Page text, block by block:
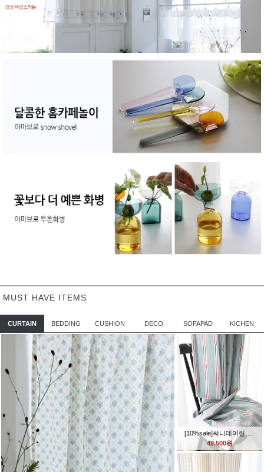
MUST HAVE ITEMS
CURTAIN BEDDING CUSHION DECO SOFAPAD KICHEN
[10%sale]써니데이린넨 스트라이프커튼-스카이(2size)
49,500원